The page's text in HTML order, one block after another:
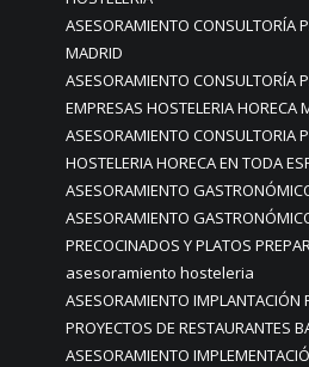
ASESORAMIENTO CONSULTORÍA
MADRID
ASESORAMIENTO CONSULTORÍA
EMPRESAS HOSTELERIA HORECA
ASESORAMIENTO CONSULTORIA
HOSTELERIA HORECA EN TODA
ASESORAMIENTO
ASESORAMIENTO
PRECOCINADOS Y PLATOS
asesoramiento hosteleria
ASESORAMIENTO IMPLANTACIÓN
PROYECTOS DE RESTAURANTES
ASESORAMIENTO